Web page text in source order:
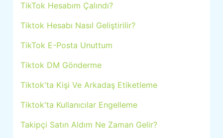
TikTok Hesabım Çalındı?
Tiktok Hesabı Nasıl Geliştirilir?
TikTok E-Posta Unuttum
Tiktok DM Gönderme
Tiktok'ta Kişi Ve Arkadaş Etiketleme
Tiktok'ta Kullanıcılar Engelleme
Takipçi Satın Aldım Ne Zaman Gelir?